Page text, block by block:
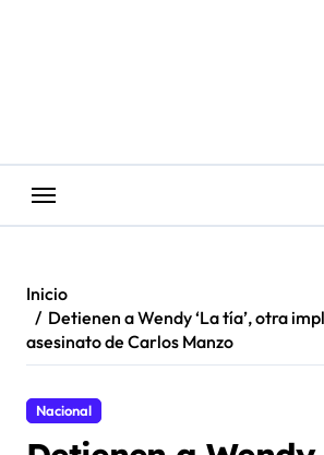
Inicio
Detienen a Wendy ‘La tía’, otra
asesinato de Carlos Manzo
Nacional